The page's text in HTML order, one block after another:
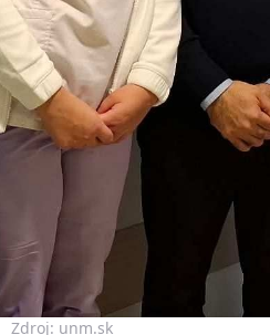
Zdroj: unm.sk